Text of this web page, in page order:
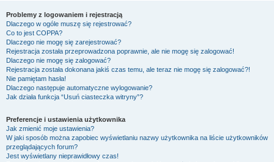
Problemy z logowaniem i rejestracją
Dlaczego w ogóle muszę się rejestrować?
Co to jest COPPA?
Dlaczego nie mogę się zarejestrować?
Rejestracja została przeprowadzona poprawnie, ale nie mogę się zalogować!
Dlaczego nie mogę się zalogować?
Rejestracja została dokonana jakiś czas temu, ale teraz nie mogę się zalogować?!
Nie pamiętam hasła!
Dlaczego następuje automatyczne wylogowanie?
Jak działa funkcja “Usuń ciasteczka witryny”?
Preferencje i ustawienia użytkownika
Jak zmienić moje ustawienia?
W jaki sposób można zapobiec wyświetlaniu nazwy użytkownika na liście użytkowników
przeglądających forum?
Jest wyświetlany nieprawidłowy czas!